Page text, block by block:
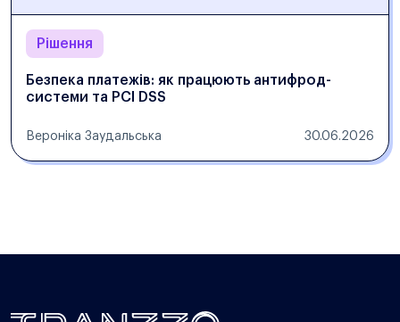
Рішення
Безпека платежів: як працюють антифрод-
системи та PCI DSS
Вероніка Заудальська 30.06.2026